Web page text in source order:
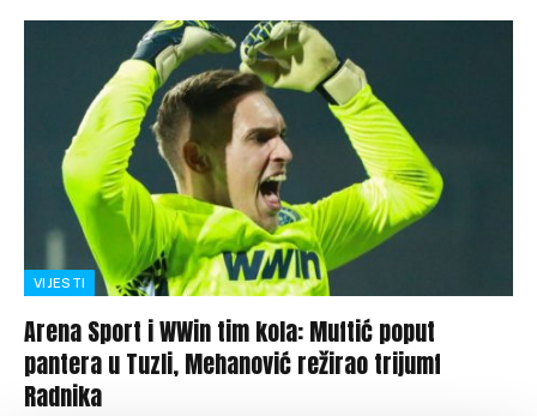
VIJESTI
Arena Sport i WWin tim kola: Muftić poput
pantera u Tuzli, Mehanović režirao trijumf
Radnika